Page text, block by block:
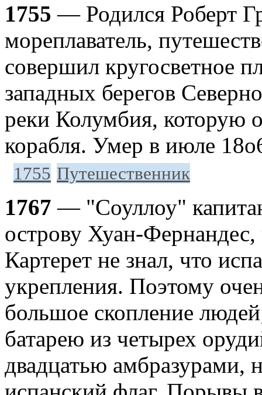
1755 — Родился Роберт
мореплаватель,
совершил кругосветное
западных берегов
реки Колумбия, которую
корабля. Умер в июле
1755 Путешественник
1767 — "Соуллоу"
острову Хуан-Фернандес,
Картерет не знал, что
укрепления. Поэтому
большое скопление
батарею из четырех
двадцатью амбразурами,